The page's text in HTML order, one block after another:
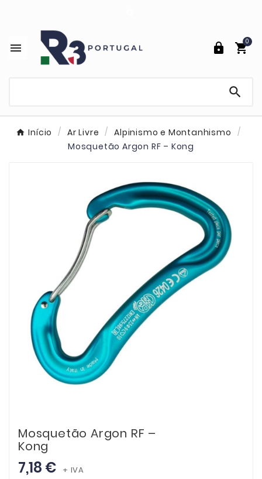
  
0

Início Ar Livre
Alpinismo e Montanhismo
Mosquetão Argon RF – Kong
Mosquetão Argon RF –
Kong
7,18 € + IVA